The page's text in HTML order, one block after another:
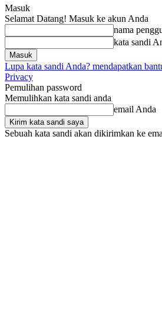
Masuk
Selamat Datang! Masuk ke akun Anda
nama
kata sandi
Lupa kata sandi Anda? mendapatkan
Privacy
Pemulihan password
Memulihkan kata sandi anda
email Anda
Sebuah kata sandi akan dikirimkan ke